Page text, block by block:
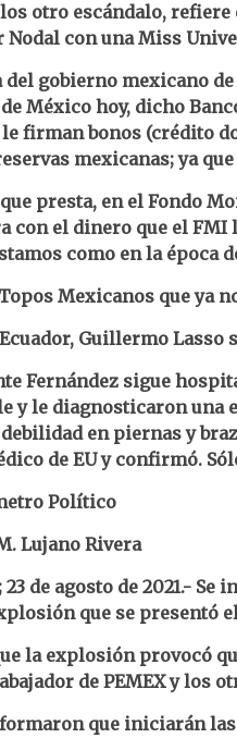
otro escándalo,
Nodal con una Miss
gobierno mexicano
México hoy, dicho
firman bonos (crédito
mexicanas; ya
presta, en el Fondo
con el dinero que el
como en la época
Mexicanos que ya
Guillermo Lasso
Fernández sigue
y le diagnosticaron una
en piernas y
de EU y confirmó.
Político
Lujano Rivera
23 de agosto de 2021.-
que se presentó
la explosión provocó
de PEMEX y los
que iniciarán